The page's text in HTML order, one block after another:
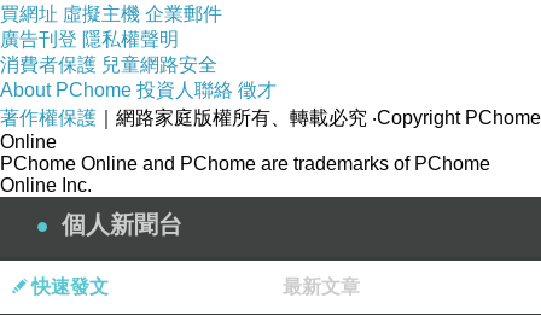
買網址 虛擬主機 企業郵件
廣告刊登 隱私權聲明
消費者保護 兒童網路安全
About PChome 投資人聯絡 徵才
著作權保護 ｜網路家庭版權所有、轉載必究 ‧Copyright PChome
Online
PChome Online and PChome are trademarks of PChome
Online Inc.
個人新聞台
快速發文 最新文章